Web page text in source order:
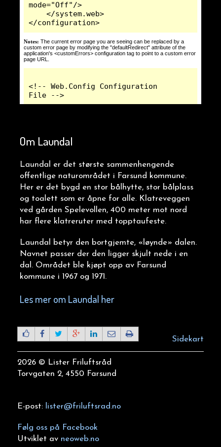
Om Laundal
Laundal er det største sammenhengende
offentlige naturområdet i Farsund kommune.
Her er det bygd en stor bålhytte, stor bålplass
og toalett som er åpne for alle. Klatreveggen
ved gården Spelevollen, 400 meter mot nord
har flere klatreruter med topptaufeste.
Laundal betyr den bortgjemte, «løynde» dalen.
Navnet passer der den ligger skjult nede i en
dal. Området ble kjøpt opp av Farsund
kommune i 1967 og 1971.
Les mer om Laundal her
Sidekart
2026 © Lister Friluftsråd
Torvgaten 2, 4550 Farsund
E-post: lister@friluftsrad.no
Følg oss på Facebook
Utviklet av neoweb.no